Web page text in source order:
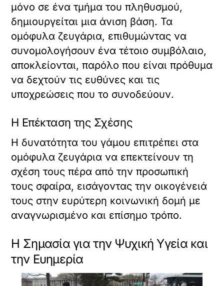
μόνο σε ένα τμήμα του πληθυσμού,
δημιουργείται μια άνιση βάση. Τα
ομόφυλα ζευγάρια, επιθυμώντας να
συνομολογήσουν ένα τέτοιο συμβόλαιο,
αποκλείονται, παρόλο που είναι πρόθυμα
να δεχτούν τις ευθύνες και τις
υποχρεώσεις που το συνοδεύουν.
Η Επέκταση της Σχέσης
Η δυνατότητα του γάμου επιτρέπει στα
ομόφυλα ζευγάρια να επεκτείνουν τη
σχέση τους πέρα από την προσωπική
τους σφαίρα, εισάγοντας την οικογένειά
τους στην ευρύτερη κοινωνική δομή με
αναγνωρισμένο και επίσημο τρόπο.
Η Σημασία για την Ψυχική Υγεία και
την Ευημερία